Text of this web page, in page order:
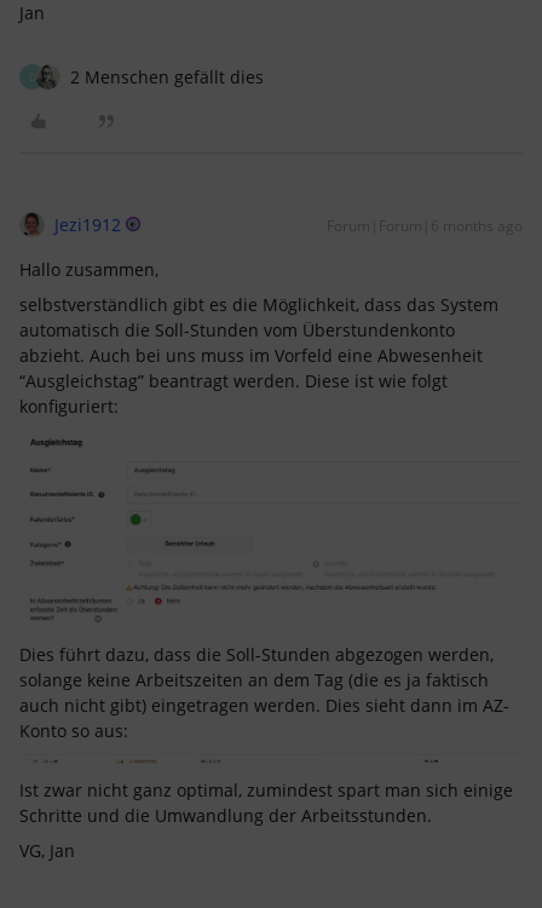
Jan
2 Menschen gefällt dies
Jezi1912 Forum|Forum|6 months ago
Hallo zusammen,
selbstverständlich gibt es die Möglichkeit, dass das System
automatisch die Soll-Stunden vom Überstundenkonto
abzieht. Auch bei uns muss im Vorfeld eine Abwesenheit
“Ausgleichstag” beantragt werden. Diese ist wie folgt
konfiguriert:
Dies führt dazu, dass die Soll-Stunden abgezogen werden,
solange keine Arbeitszeiten an dem Tag (die es ja faktisch
auch nicht gibt) eingetragen werden. Dies sieht dann im AZ-
Konto so aus:
Ist zwar nicht ganz optimal, zumindest spart man sich einige
Schritte und die Umwandlung der Arbeitsstunden.
VG, Jan